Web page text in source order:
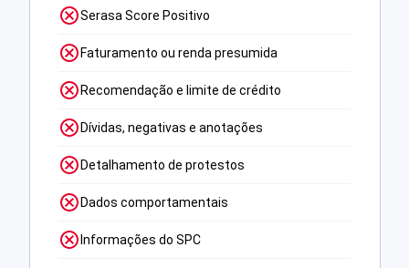
Serasa Score Positivo
Faturamento ou renda presumida
Recomendação e limite de crédito
Dívidas, negativas e anotações
Detalhamento de protestos
Dados comportamentais
Informações do SPC